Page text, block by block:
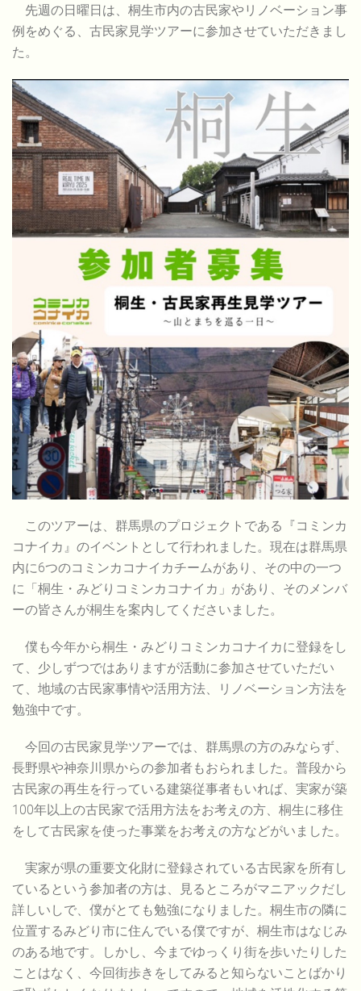
先週の日曜日は、桐生市内の古民家やリノベーション事
例をめぐる、古民家見学ツアーに参加させていただきまし
た。
このツアーは、群馬県のプロジェクトである『コミンカ
コナイカ』のイベントとして行われました。現在は群馬県
内に6つのコミンカコナイカチームがあり、その中の一つ
に「桐生・みどりコミンカコナイカ」があり、そのメンバ
ーの皆さんが桐生を案内してくださいました。
僕も今年から桐生・みどりコミンカコナイカに登録をし
て、少しずつではありますが活動に参加させていただい
て、地域の古民家事情や活用方法、リノベーション方法を
勉強中です。
今回の古民家見学ツアーでは、群馬県の方のみならず、
長野県や神奈川県からの参加者もおられました。普段から
古民家の再生を行っている建築従事者もいれば、実家が築
100年以上の古民家で活用方法をお考えの方、桐生に移住
をして古民家を使った事業をお考えの方などがいました。
実家が県の重要文化財に登録されている古民家を所有し
ているという参加者の方は、見るところがマニアックだし
詳しいしで、僕がとても勉強になりました。桐生市の隣に
位置するみどり市に住んでいる僕ですが、桐生市はなじみ
のある地です。しかし、今までゆっくり街を歩いたりした
ことはなく、今回街歩きをしてみると知らないことばかり